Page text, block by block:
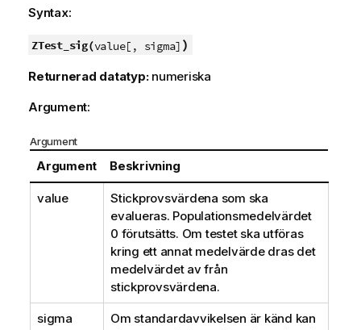
Syntax:
ZTest_sig(value[, sigma] )
Returnerad datatyp: numeriska
Argument:
Argument
Argument Beskrivning
value
Stickprovsvärdena som ska
evalueras. Populationsmedelvärdet
0 förutsätts. Om testet ska utföras
kring ett annat medelvärde dras det
medelvärdet av från
stickprovsvärdena.
sigma
Om standardavvikelsen är känd kan